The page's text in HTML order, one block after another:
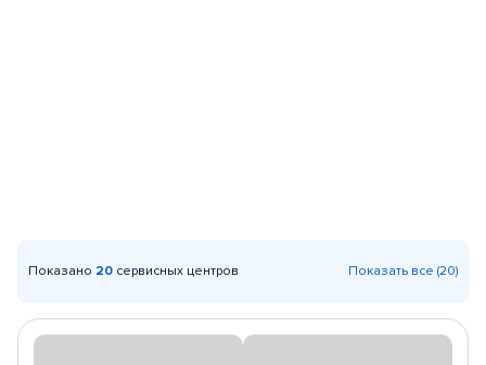
Показано 20 сервисных центров Показать все (20)